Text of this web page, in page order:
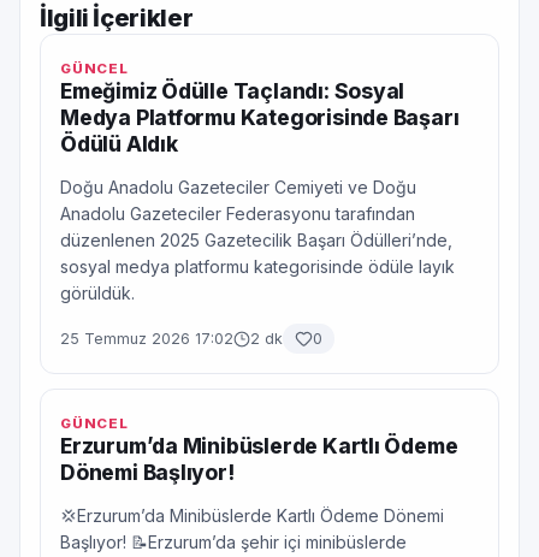
İlgili İçerikler
GÜNCEL
Emeğimiz Ödülle Taçlandı: Sosyal
Medya Platformu Kategorisinde Başarı
Ödülü Aldık
Doğu Anadolu Gazeteciler Cemiyeti ve Doğu
Anadolu Gazeteciler Federasyonu tarafından
düzenlenen 2025 Gazetecilik Başarı Ödülleri’nde,
sosyal medya platformu kategorisinde ödüle layık
görüldük.
25 Temmuz 2026 17:02 2 dk 0
GÜNCEL
Erzurum’da Minibüslerde Kartlı Ödeme
Dönemi Başlıyor!
💢Erzurum’da Minibüslerde Kartlı Ödeme Dönemi
Başlıyor! 📝Erzurum’da şehir içi minibüslerde